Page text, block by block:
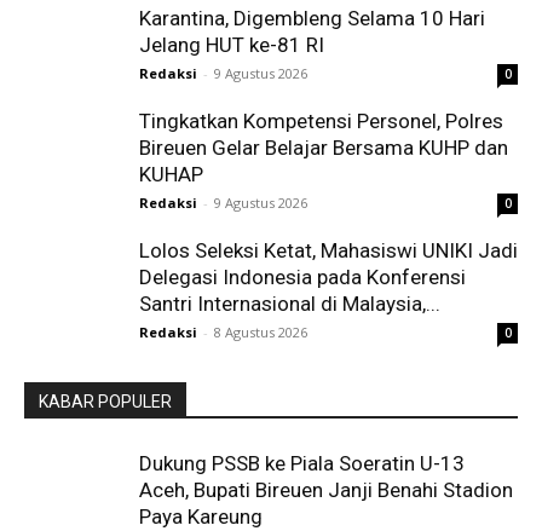
Karantina, Digembleng Selama 10 Hari
Jelang HUT ke-81 RI
Redaksi - 9 Agustus 2026 0
Tingkatkan Kompetensi Personel, Polres
Bireuen Gelar Belajar Bersama KUHP dan
KUHAP
Redaksi - 9 Agustus 2026 0
Lolos Seleksi Ketat, Mahasiswi UNIKI Jadi
Delegasi Indonesia pada Konferensi
Santri Internasional di Malaysia,...
Redaksi - 8 Agustus 2026 0
KABAR POPULER
Dukung PSSB ke Piala Soeratin U-13
Aceh, Bupati Bireuen Janji Benahi Stadion
Paya Kareung